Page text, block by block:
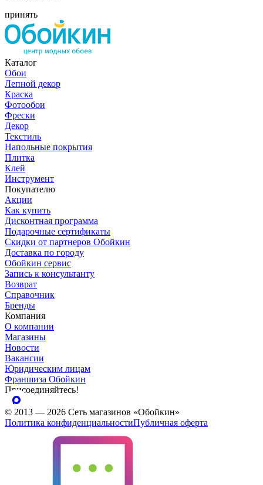
принять
Каталог
Обои
Лепной декор
Краска
Фотообои
Фрески
Декор
Текстиль
Напольные покрытия
Плитка
Клей
Инструмент
Покупателю
Акции
Как купить
Дисконтная программа
Подарочные сертификаты
Скидки от партнеров Обойкин
Доставка по городу
Обойкин сервис
Запись к консультанту
Возврат
Справочник
Бренды
Компания
О компании
Магазины
Новости
Вакансии
Юридическим лицам
Франшиза Обойкин
Присоединяйтесь!
© 2013 — 2026 Сеть магазинов «Обойкин»
Политика конфиденциальностиПубличная оферта